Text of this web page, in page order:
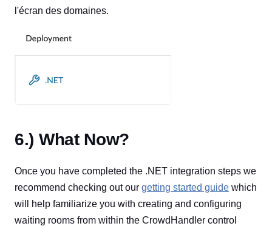
l'écran des domaines.
6.) What Now?
Once you have completed the .NET integration steps we
recommend checking out our getting started guide which
will help familiarize you with creating and configuring
waiting rooms from within the CrowdHandler control